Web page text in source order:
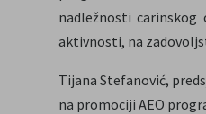
nadležnosti
aktivnosti, na
Tijana Stefanović,
na promociji AEO